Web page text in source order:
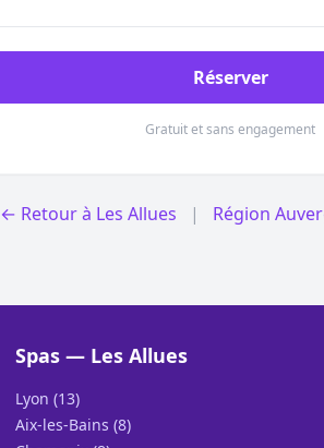
Réserver
Gratuit et sans engagement
← Retour à Les Allues | Région
Spas — Les Allues
Lyon (13)
Aix-les-Bains (8)